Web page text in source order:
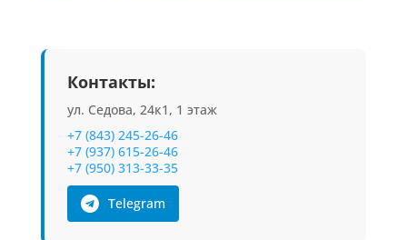
Контакты:
ул. Седова, 24к1, 1 этаж
+7 (843) 245-26-46
+7 (937) 615-26-46
+7 (950) 313-33-35
Telegram